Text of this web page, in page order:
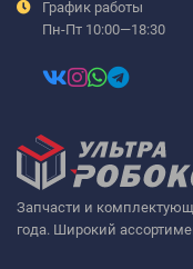
Запчасти и
года. Широкий
График работы
Пн-Пт 10:00—18:30